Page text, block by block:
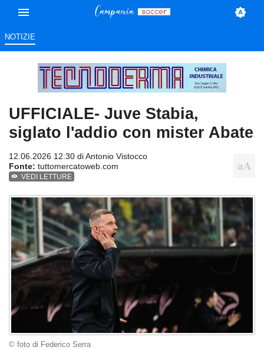
NOTIZIE
UFFICIALE- Juve Stabia,
siglato l'addio con mister Abate
12.06.2026 12:30 diAntonio Vistocco
Fonte: tuttomercatoweb.com
VEDI LETTURE
© foto di Federico Serra